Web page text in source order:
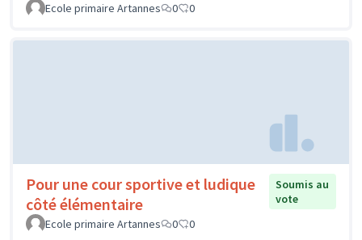
Ecole primaire Artannes
0 0
Pour une cour sportive et ludique
côté élémentaire
Soumis au
vote
Ecole primaire Artannes
0 0